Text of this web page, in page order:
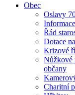
Obec
Oslavy
Řád
Dotace
Krizové
Nůžkové
občany
Charitní